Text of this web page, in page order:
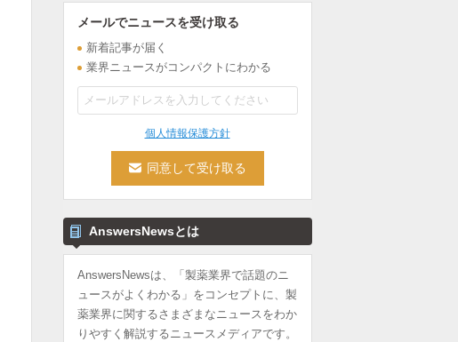
メールでニュースを受け取る
新着記事が届く
業界ニュースがコンパクトにわかる
個人情報保護方針
AnswersNewsとは
AnswersNewsは、「製薬業界で話題のニ
ュースがよくわかる」をコンセプトに、製
薬業界に関するさまざまなニュースをわか
りやすく解説するニュースメディアです。